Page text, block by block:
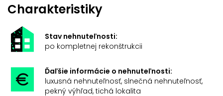
Charakteristiky
Stav nehnuteľnosti:
po kompletnej rekonštrukcii
Ďaľšie informácie o nehnuteľnosti:
luxusná nehnuteľnosť, slnečná nehnuteľnosť,
pekný výhľad, tichá lokalita